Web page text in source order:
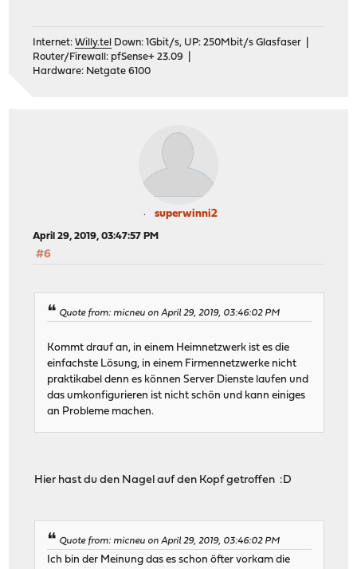
Internet:Willy.tel
Down: 1Gbit/s, UP: 250Mbit/s Glasfaser |
Router/Firewall: pfSense+ 23.09 |
Hardware: Netgate 6100
superwinni2
April 29, 2019, 03:47:57 PM
#6
Quote from: micneu on April 29, 2019, 03:46:02 PM
Kommt drauf an, in einem Heimnetzwerk ist es die
einfachste Lösung, in einem Firmennetzwerke nicht
praktikabel denn es können Server Dienste laufen und
das umkonfigurieren ist nicht schön und kann einiges
an Probleme machen.
Hier hast du den Nagel auf den Kopf getroffen :D
Quote from: micneu on April 29, 2019, 03:46:02 PM
Ich bin der Meinung das es schon öfter vorkam die